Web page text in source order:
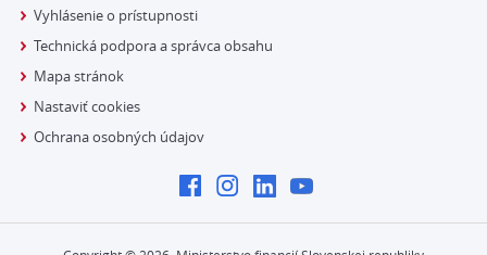
Vyhlásenie o prístupnosti
Technická podpora a správca obsahu
Mapa stránok
Nastaviť cookies
Ochrana osobných údajov